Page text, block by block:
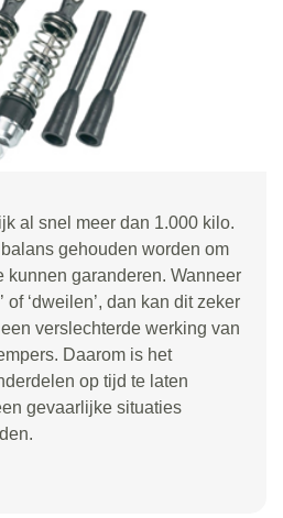
al snel meer dan 1.000 kilo.
gehouden worden om
kunnen garanderen. Wanneer
’ of ‘dweilen’, dan kan dit zeker
verslechterde werking van
Daarom is het
op tijd te laten
gevaarlijke situaties